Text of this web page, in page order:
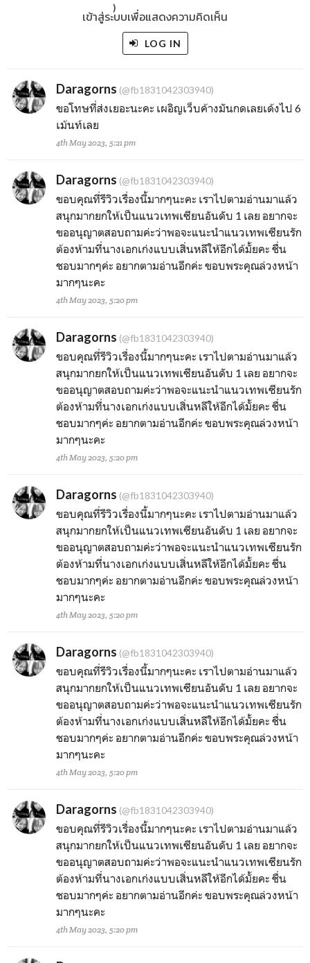
)
เข้าสู่ระบบเพื่อแสดงความคิดเห็น
LOG IN
Daragorns (@fb1831042303940)
ขอโทษที่ส่งเยอะนะคะ เผอิญเว็บค้างมันกดเลยเด้งไป 6
เม้นท์เลย
4th May 2023, 5:21 pm
Daragorns (@fb1831042303940)
ขอบคุณที่รีวิวเรื่องนี้มากๆนะคะ เราไปตามอ่านมาแล้ว
สนุกมากยกให้เป็นแนวเทพเซียนอันดับ 1 เลย อยากจะ
ขออนุญาตสอบถามค่ะว่าพอจะแนะนำแนวเทพเซียนรัก
ต้องห้ามที่นางเอกเก่งแบบเสิ่นหลีให้อีกได้มั้ยคะ ชื่น
ชอบมากๆค่ะ อยากตามอ่านอีกค่ะ ขอบพระคุณล่วงหน้า
มากๆนะคะ
4th May 2023, 5:20 pm
Daragorns (@fb1831042303940)
ขอบคุณที่รีวิวเรื่องนี้มากๆนะคะ เราไปตามอ่านมาแล้ว
สนุกมากยกให้เป็นแนวเทพเซียนอันดับ 1 เลย อยากจะ
ขออนุญาตสอบถามค่ะว่าพอจะแนะนำแนวเทพเซียนรัก
ต้องห้ามที่นางเอกเก่งแบบเสิ่นหลีให้อีกได้มั้ยคะ ชื่น
ชอบมากๆค่ะ อยากตามอ่านอีกค่ะ ขอบพระคุณล่วงหน้า
มากๆนะคะ
4th May 2023, 5:20 pm
Daragorns (@fb1831042303940)
ขอบคุณที่รีวิวเรื่องนี้มากๆนะคะ เราไปตามอ่านมาแล้ว
สนุกมากยกให้เป็นแนวเทพเซียนอันดับ 1 เลย อยากจะ
ขออนุญาตสอบถามค่ะว่าพอจะแนะนำแนวเทพเซียนรัก
ต้องห้ามที่นางเอกเก่งแบบเสิ่นหลีให้อีกได้มั้ยคะ ชื่น
ชอบมากๆค่ะ อยากตามอ่านอีกค่ะ ขอบพระคุณล่วงหน้า
มากๆนะคะ
4th May 2023, 5:20 pm
Daragorns (@fb1831042303940)
ขอบคุณที่รีวิวเรื่องนี้มากๆนะคะ เราไปตามอ่านมาแล้ว
สนุกมากยกให้เป็นแนวเทพเซียนอันดับ 1 เลย อยากจะ
ขออนุญาตสอบถามค่ะว่าพอจะแนะนำแนวเทพเซียนรัก
ต้องห้ามที่นางเอกเก่งแบบเสิ่นหลีให้อีกได้มั้ยคะ ชื่น
ชอบมากๆค่ะ อยากตามอ่านอีกค่ะ ขอบพระคุณล่วงหน้า
มากๆนะคะ
4th May 2023, 5:20 pm
Daragorns (@fb1831042303940)
ขอบคุณที่รีวิวเรื่องนี้มากๆนะคะ เราไปตามอ่านมาแล้ว
สนุกมากยกให้เป็นแนวเทพเซียนอันดับ 1 เลย อยากจะ
ขออนุญาตสอบถามค่ะว่าพอจะแนะนำแนวเทพเซียนรัก
ต้องห้ามที่นางเอกเก่งแบบเสิ่นหลีให้อีกได้มั้ยคะ ชื่น
ชอบมากๆค่ะ อยากตามอ่านอีกค่ะ ขอบพระคุณล่วงหน้า
มากๆนะคะ
4th May 2023, 5:20 pm